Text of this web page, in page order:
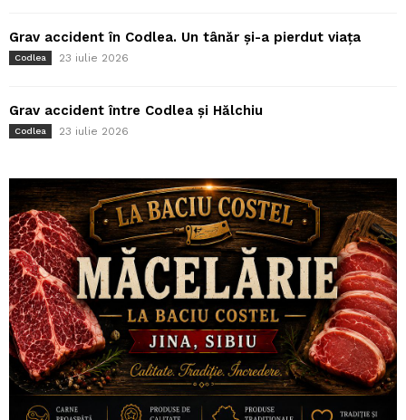
Grav accident în Codlea. Un tânăr și-a pierdut viața
Codlea 23 iulie 2026
Grav accident între Codlea și Hălchiu
Codlea 23 iulie 2026